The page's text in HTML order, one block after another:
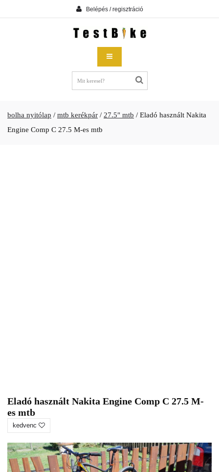
Belépés / regisztráció
bolha nyitólap / mtb kerékpár / 27.5" mtb / Eladó használt Nakita
Engine Comp C 27.5 M-es mtb
Eladó használt Nakita Engine Comp C 27.5 M-
es mtb
kedvenc